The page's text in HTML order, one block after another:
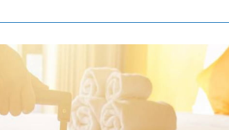
Voir les807annonces